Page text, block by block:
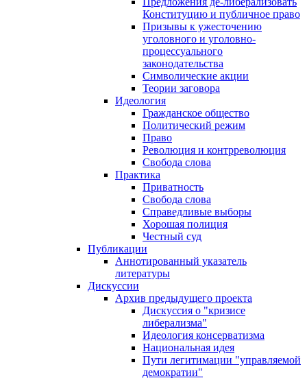
Конституцию и публичное право
Призывы к ужесточению
уголовного и уголовно-
процессуального
законодательства
Символические акции
Теории заговора
Идеология
Гражданское общество
Политический режим
Право
Революция и контрреволюция
Свобода слова
Практика
Приватность
Свобода слова
Справедливые выборы
Хорошая полиция
Честный суд
Публикации
Аннотированный указатель
литературы
Дискуссии
Архив предыдущего проекта
Дискуссия о "кризисе
либерализма"
Идеология консерватизма
Национальная идея
Пути легитимации "управляемой
демократии"